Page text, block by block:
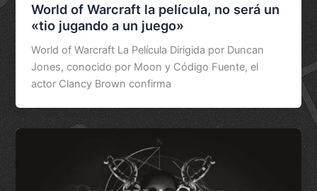
World of Warcraft la película, no será un
«tio jugando a un juego»
World of Warcraft La Película Dirigida por Duncan
Jones, conocido por Moon y Código Fuente, el
actor Clancy Brown confirma